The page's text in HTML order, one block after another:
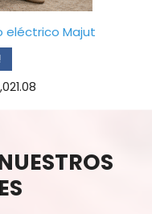
eléctrico Majut
Price
$25,021.08